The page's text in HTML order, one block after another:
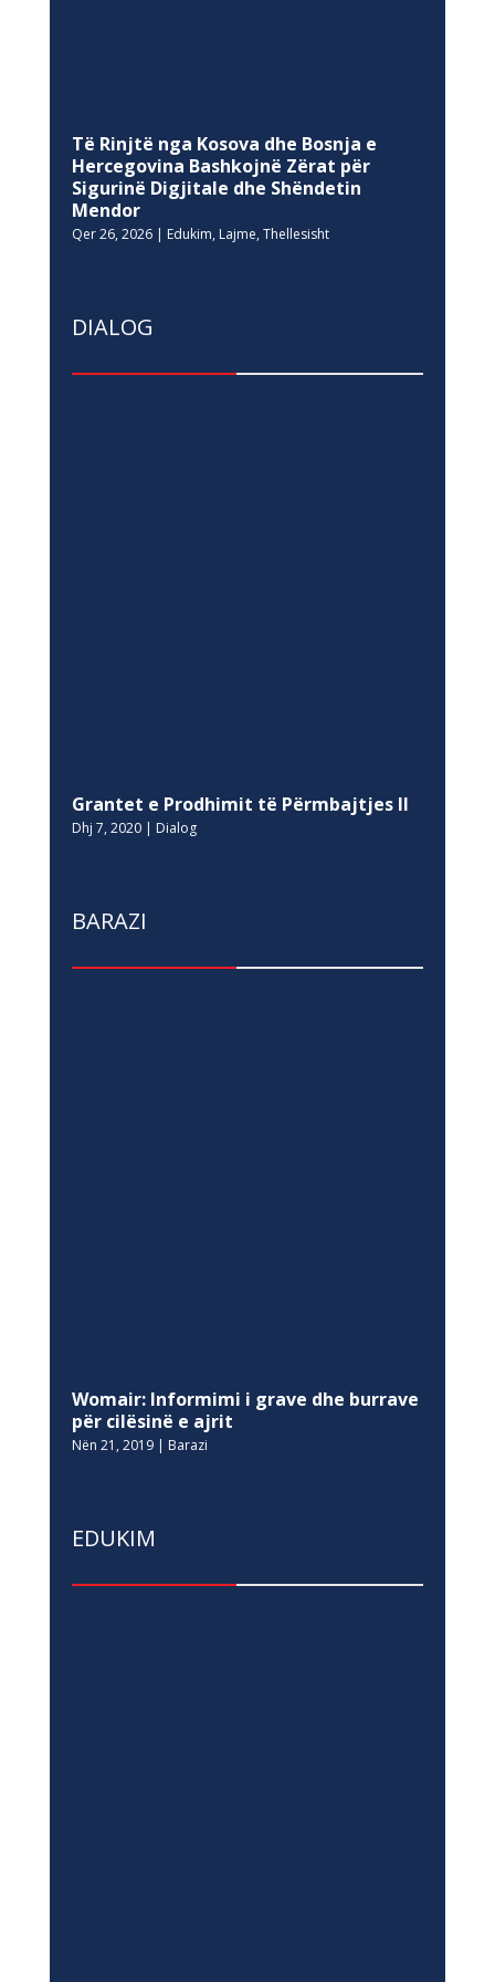
Të Rinjtë nga Kosova dhe Bosnja e
Hercegovina Bashkojnë Zërat për
Sigurinë Digjitale dhe Shëndetin
Mendor
Qer 26, 2026| Edukim, Lajme, Thellesisht
DIALOG
Grantet e Prodhimit të Përmbajtjes II
Dhj 7, 2020| Dialog
BARAZI
Womair: Informimi i grave dhe burrave
për cilësinë e ajrit
Nën 21, 2019| Barazi
EDUKIM